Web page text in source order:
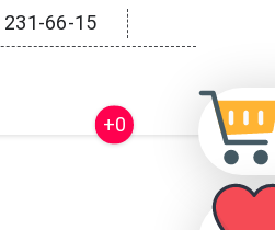
231-66-15
+0